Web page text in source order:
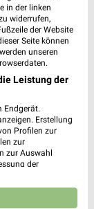
12,9 km
in der linken
widerrufen,
der Website
Seite können
unseren
Leistung der
Endgerät.
Erstellung
Profilen zur
zur
zur Auswahl
der
und
zur Auswahl